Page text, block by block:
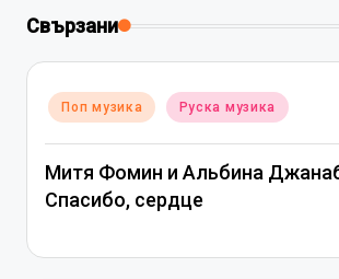
Свързани
Posted
in
Поп музика Руска музика
Митя Фомин и Альбина
Спасибо, сердце